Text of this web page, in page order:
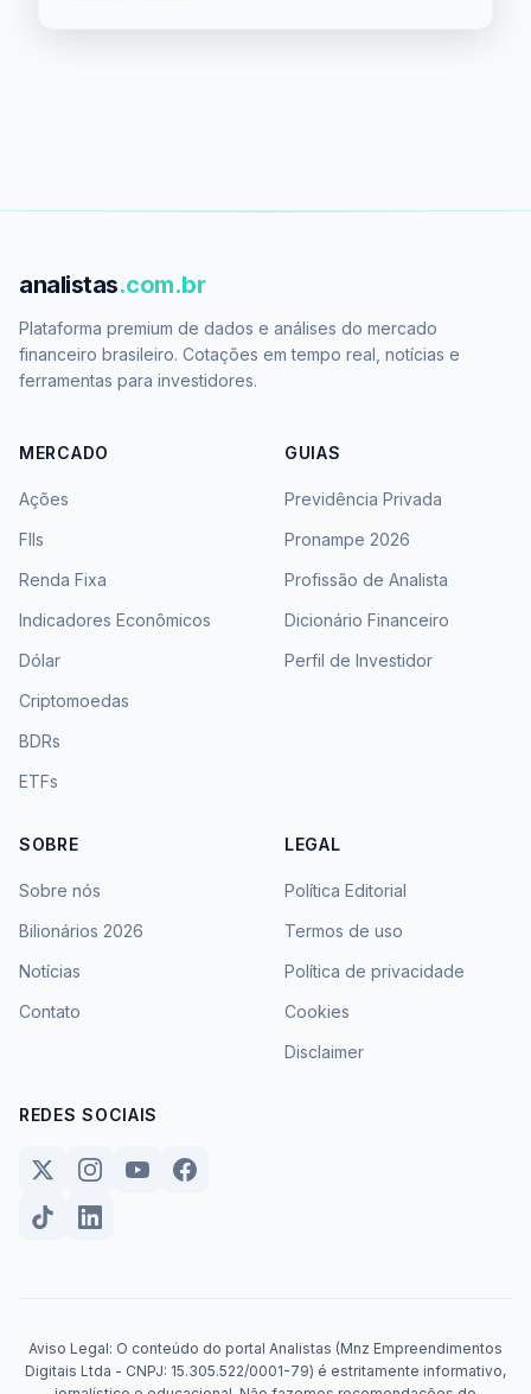
analistas.com.br
Plataforma premium de dados e análises do mercado
financeiro brasileiro. Cotações em tempo real, notícias e
ferramentas para investidores.
MERCADO
Ações
FIIs
Renda Fixa
Indicadores Econômicos
Dólar
Criptomoedas
BDRs
ETFs
GUIAS
Previdência Privada
Pronampe 2026
Profissão de Analista
Dicionário Financeiro
Perfil de Investidor
SOBRE
Sobre nós
Bilionários 2026
Notícias
Contato
LEGAL
Política Editorial
Termos de uso
Política de privacidade
Cookies
Disclaimer
REDES SOCIAIS
Aviso Legal: O conteúdo do portal Analistas (Mnz Empreendimentos
Digitais Ltda - CNPJ: 15.305.522/0001-79) é estritamente informativo,